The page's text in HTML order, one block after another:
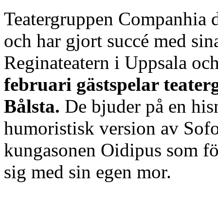
Teatergruppen Companhia
och har gjort succé med
Reginateatern i Uppsala
februari gästspelar
Bålsta. De bjuder på en
humoristisk version av
kungasonen Oidipus som
sig med sin egen mor.